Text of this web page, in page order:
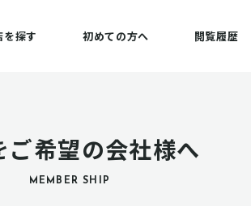
を探す 初めての方へ 閲覧履歴
ご希望の会社様へ
MEMBER SHIP